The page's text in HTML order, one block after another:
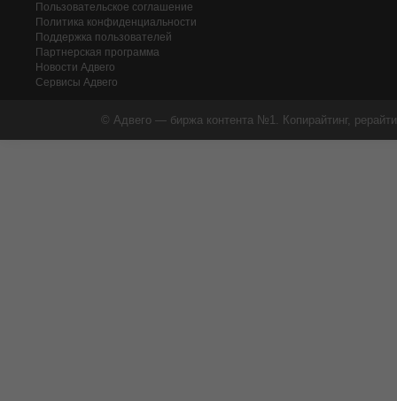
Пользовательское соглашение
Политика конфиденциальности
Поддержка пользователей
Партнерская программа
Новости Адвего
Сервисы Адвего
© Адвего — биржа контента №1. Копирайтинг,